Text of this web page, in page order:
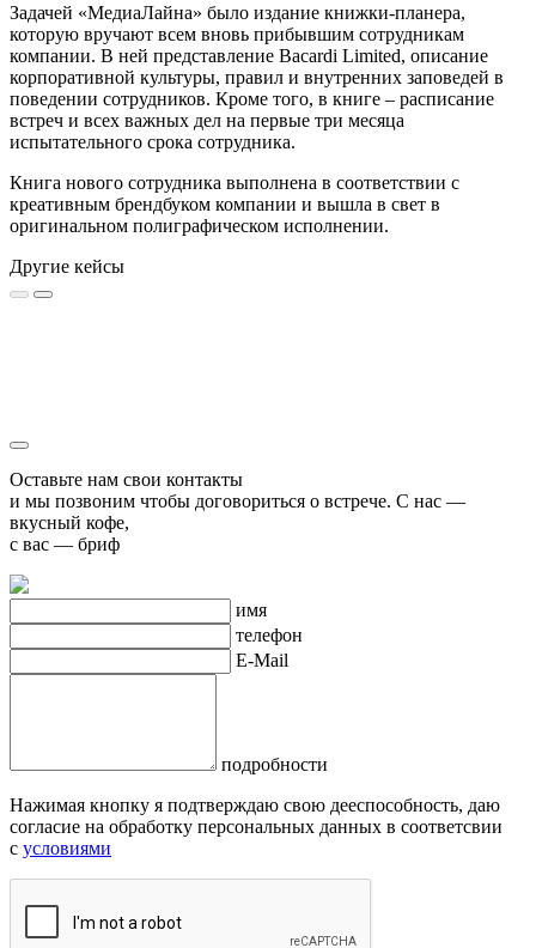
Задачей «МедиаЛайна» было издание книжки-планера,
которую вручают всем вновь прибывшим сотрудникам
компании. В ней представление Bacardi Limited, описание
корпоративной культуры, правил и внутренних заповедей в
поведении сотрудников. Кроме того, в книге – расписание
встреч и всех важных дел на первые три месяца
испытательного срока сотрудника.
Книга нового сотрудника выполнена в соответствии с
креативным брендбуком компании и вышла в свет в
оригинальном полиграфическом исполнении.
Другие кейсы
Оставьте нам свои контакты
и мы позвоним чтобы договориться о встрече. С нас —
вкусный кофе,
с вас — бриф
имя
телефон
E-Mail
подробности
Нажимая кнопку я подтверждаю свою дееспособность, даю
согласие на обработку персональных данных в соответсвии
с условиями